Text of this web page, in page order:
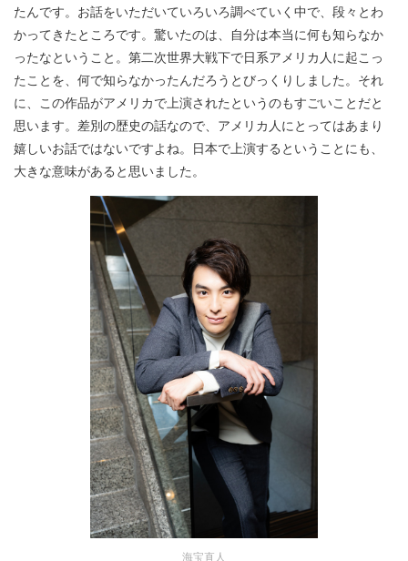
たんです。お話をいただいていろいろ調べていく中で、段々とわ
かってきたところです。驚いたのは、自分は本当に何も知らなか
ったなということ。第二次世界大戦下で日系アメリカ人に起こっ
たことを、何で知らなかったんだろうとびっくりしました。それ
に、この作品がアメリカで上演されたというのもすごいことだと
思います。差別の歴史の話なので、アメリカ人にとってはあまり
嬉しいお話ではないですよね。日本で上演するということにも、
大きな意味があると思いました。
海宝直人